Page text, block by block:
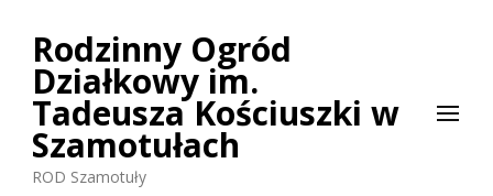
Rodzinny Ogród
Działkowy im.
Tadeusza Kościuszki w
Szamotułach
ROD Szamotuły